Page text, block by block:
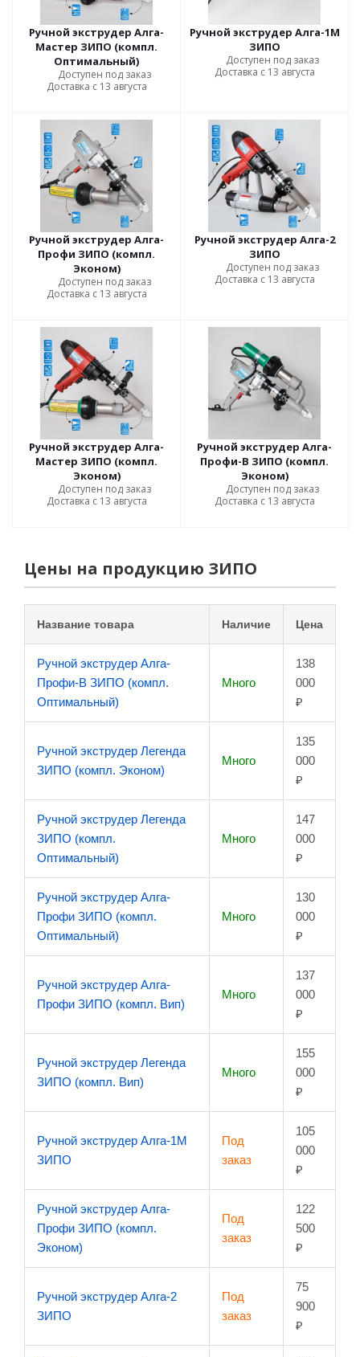
Ручной экструдер Алга-
Мастер ЗИПО (компл.
Оптимальный)
Доступен под заказ
Доставка с 13 августа
Ручной экструдер Алга-1М
ЗИПО
Доступен под заказ
Доставка с 13 августа
Ручной экструдер Алга-
Профи ЗИПО (компл.
Эконом)
Доступен под заказ
Доставка с 13 августа
Ручной экструдер Алга-2
ЗИПО
Доступен под заказ
Доставка с 13 августа
Ручной экструдер Алга-
Мастер ЗИПО (компл.
Эконом)
Доступен под заказ
Доставка с 13 августа
Ручной экструдер Алга-
Профи-В ЗИПО (компл.
Эконом)
Доступен под заказ
Доставка с 13 августа
Цены на продукцию ЗИПО
Название товара Наличие Цена
Ручной экструдер Алга-
Профи-В ЗИПО (компл.
Оптимальный)
Много
138
000
₽
Ручной экструдер Легенда
ЗИПО (компл. Эконом)
Много
135
000
₽
Ручной экструдер Легенда
ЗИПО (компл.
Оптимальный)
Много
147
000
₽
Ручной экструдер Алга-
Профи ЗИПО (компл.
Оптимальный)
Много
130
000
₽
Ручной экструдер Алга-
Профи ЗИПО (компл. Вип)
Много
137
000
₽
Ручной экструдер Легенда
ЗИПО (компл. Вип)
Много
155
000
₽
Ручной экструдер Алга-1М
ЗИПО
Под
заказ
105
000
₽
Ручной экструдер Алга-
Профи ЗИПО (компл.
Эконом)
Под
заказ
122
500
₽
Ручной экструдер Алга-2
ЗИПО
Под
заказ
75
900
₽